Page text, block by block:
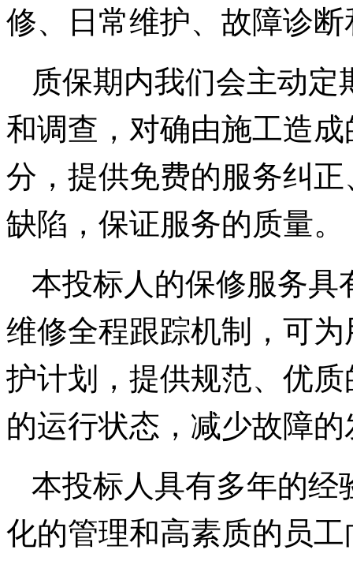
修、日常维护、故障诊
质保期内我们会主动
和调查，对确由施工造
分，提供免费的服务纠
缺陷，保证服务的质量。
本投标人的保修服务具
维修全程跟踪机制，可
护计划，提供规范、优
的运行状态，减少故障的
本投标人具有多年的经
化的管理和高素质的员